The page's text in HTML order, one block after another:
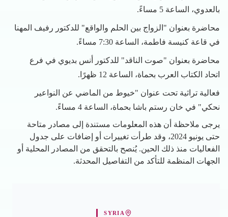
بالعدوي، الساعة 5 مساءً.
محاضرة بعنوان "الزواج بين الحلم والواقع" للدكتور رفيف المهنا
في قاعة كنيسة فاطمة، الساعة 7:30 مساءً.
محاضرة بعنوان "صوت الناقد" للدكتور أنس بديوي في فرع
اتحاد الكتاب العرب بحماة، الساعة 12 ظهرًا.
فعالية تراثية تحت عنوان "خيوط من الماضي عن النواعير
نحكي" في خان رستم باشا بحماة، الساعة 4 مساءً.
يرجى ملاحظة أن هذه المعلومات مستندة إلى مصادر متاحة
حتى يونيو 2024، وقد طرأت تغييرات أو إضافات على جدول
الفعاليات منذ ذلك الحين. يُنصح بالتحقق من المصادر المحلية أو
الجهات المنظمة للتأكد من التفاصيل المحدثة.
SYRIA